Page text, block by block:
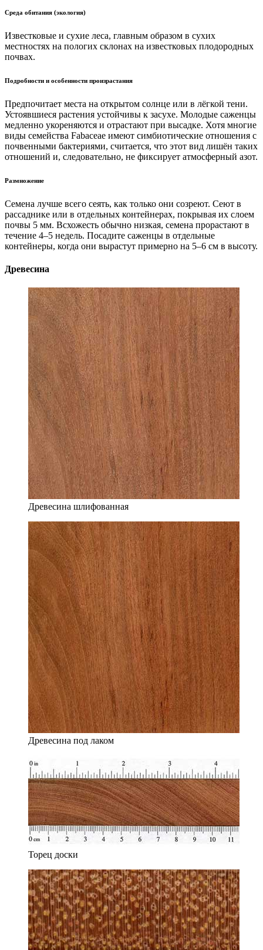
Среда обитания (экология)
Известковые и сухие леса, главным образом в сухих
местностях на пологих склонах на известковых плодородных
почвах.
Подробности и особенности произрастания
Предпочитает места на открытом солнце или в лёгкой тени.
Устоявшиеся растения устойчивы к засухе. Молодые саженцы
медленно укореняются и отрастают при высадке. Хотя многие
виды семейства Fabaceae имеют симбиотические отношения с
почвенными бактериями, считается, что этот вид лишён таких
отношений и, следовательно, не фиксирует атмосферный азот.
Размножение
Семена лучше всего сеять, как только они созреют. Сеют в
рассаднике или в отдельных контейнерах, покрывая их слоем
почвы 5 мм. Всхожесть обычно низкая, семена прорастают в
течение 4–5 недель. Посадите саженцы в отдельные
контейнеры, когда они вырастут примерно на 5–6 см в высоту.
Древесина
Древесина шлифованная
Древесина под лаком
Торец доски